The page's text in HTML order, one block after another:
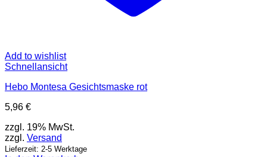
Add to wishlist
Schnellansicht
Hebo Montesa Gesichtsmaske rot
5,96 €
zzgl. 19% MwSt.
zzgl. Versand
Lieferzeit: 2-5 Werktage